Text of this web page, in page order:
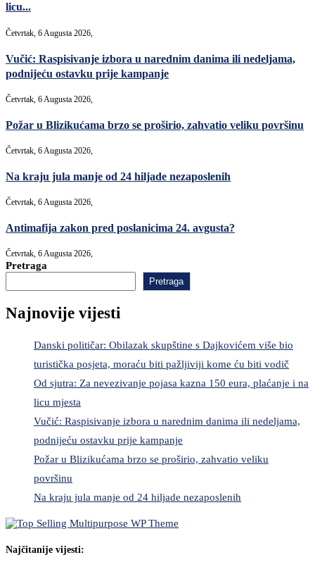
licu...
Četvrtak, 6 Augusta 2026,
Vučić: Raspisivanje izbora u narednim danima ili nedeljama,
podnijeću ostavku prije kampanje
Četvrtak, 6 Augusta 2026,
Požar u Blizikućama brzo se proširio, zahvatio veliku površinu
Četvrtak, 6 Augusta 2026,
Na kraju jula manje od 24 hiljade nezaposlenih
Četvrtak, 6 Augusta 2026,
Antimafija zakon pred poslanicima 24. avgusta?
Četvrtak, 6 Augusta 2026,
Pretraga
Pretraga
Najnovije vijesti
Danski političar: Obilazak skupštine s Dajkovićem više bio
turistička posjeta, moraću biti pažljiviji kome ću biti vodič
Od sjutra: Za nevezivanje pojasa kazna 150 eura, plaćanje i na
licu mjesta
Vučić: Raspisivanje izbora u narednim danima ili nedeljama,
podnijeću ostavku prije kampanje
Požar u Blizikućama brzo se proširio, zahvatio veliku
površinu
Na kraju jula manje od 24 hiljade nezaposlenih
Najčitanije vijesti: